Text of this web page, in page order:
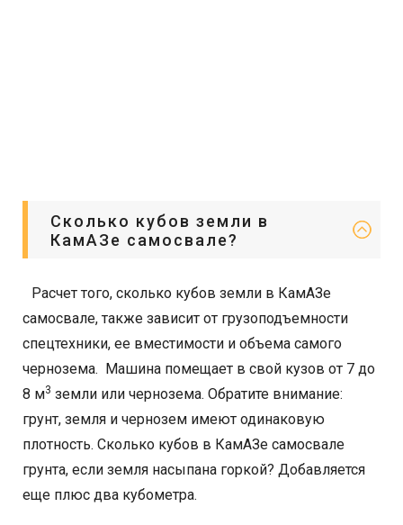
Сколько кубов земли в
КамАЗе самосвале?
Расчет того, сколько кубов земли в КамАЗе
самосвале, также зависит от грузоподъемности
спецтехники, ее вместимости и объема самого
чернозема. Машина помещает в свой кузов от 7 до
8 м3 земли или чернозема. Обратите внимание:
грунт, земля и чернозем имеют одинаковую
плотность. Сколько кубов в КамАЗе самосвале
грунта, если земля насыпана горкой? Добавляется
еще плюс два кубометра.